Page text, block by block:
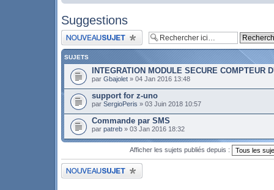
Suggestions
Publier un nouveau sujet
SUJETS
INTEGRATION MODULE SECURE COMPTEUR
par Gbajolet » 04 Jan 2016 13:48
support for z-uno
par SergioPeris » 03 Juin 2018 10:57
Commande par SMS
par patreb » 03 Jan 2016 18:32
Afficher les sujets publiés depuis :
Publier un nouveau sujet